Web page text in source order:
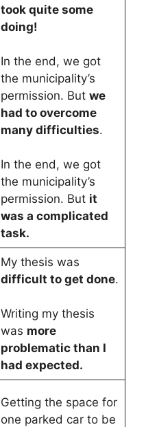
took quite some
doing!
In the end, we got
the municipality’s
permission. But we
had to overcome
many difficulties.
In the end, we got
the municipality’s
permission. But it
was a complicated
task.
My thesis was
difficult to get done.
Writing my thesis
was more
problematic than I
had expected.
Getting the space for
one parked car to be